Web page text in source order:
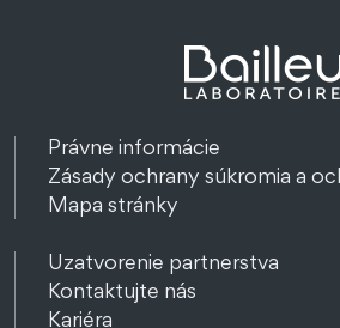
Právne informácie
Zásady ochrany súkromia a
Mapa stránky
Uzatvorenie partnerstva
Kontaktujte nás
Kariéra